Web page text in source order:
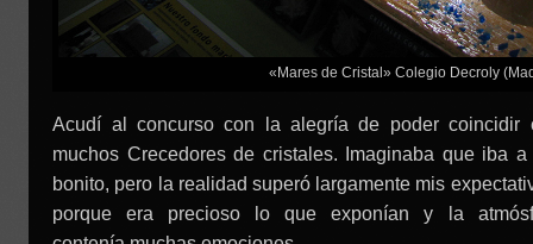
«Mares de Cristal» Colegio Decroly
Acudí al concurso con la alegría de poder coincidir
muchos Crecedores de cristales. Imaginaba que iba a
bonito, pero la realidad superó largamente mis
porque era precioso lo que exponían y la